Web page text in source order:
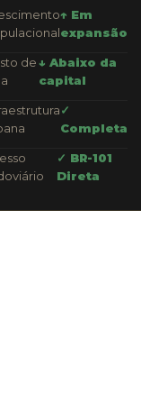
↑ Em
expansão
de↓ Abaixo da
capital
✓
Completa
✓ BR-101
Direta